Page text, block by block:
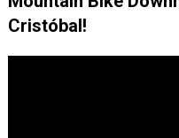
Cristóbal!